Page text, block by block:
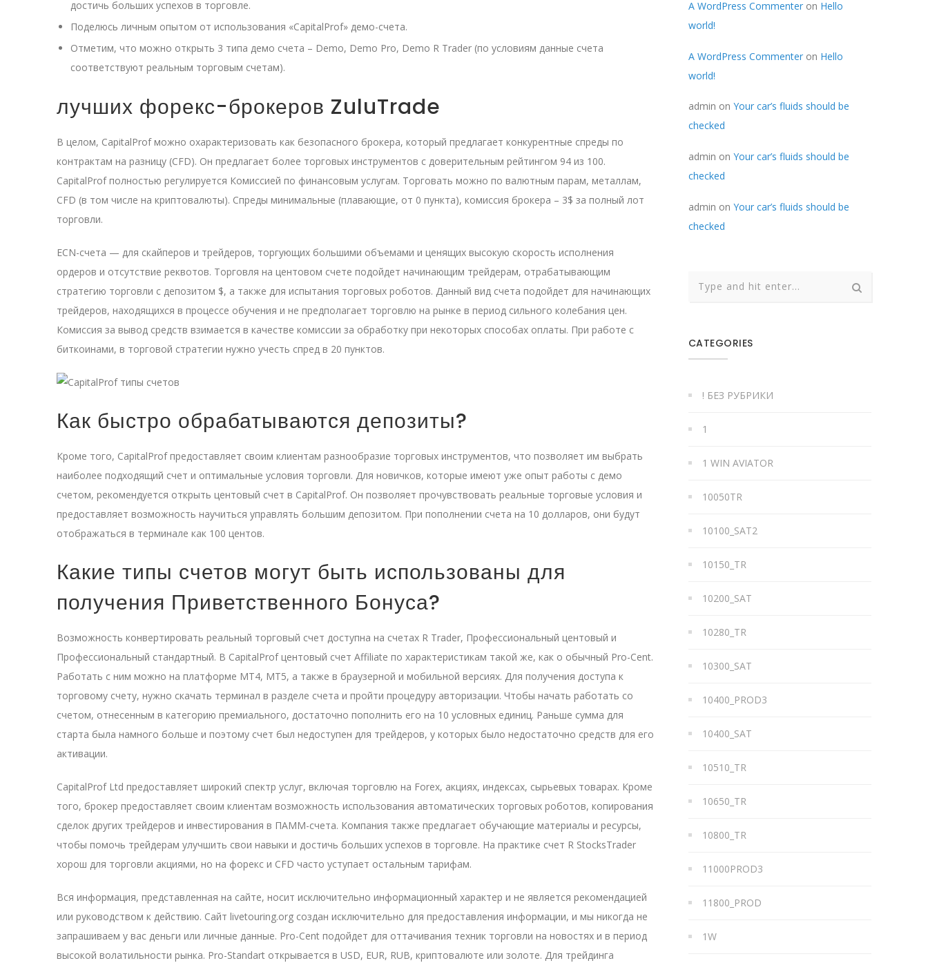
достичь больших успехов в торговле.
Поделюсь личным опытом от использования «CapitalProf» демо-счета.
Отметим, что можно открыть 3 типа демо счета – Demo, Demo Pro, Demo R Trader (по условиям данные счета
соответствуют реальным торговым счетам).
лучших форекс-брокеров ZuluTrade
В целом, CapitalProf можно охарактеризовать как безопасного брокера, который предлагает конкурентные спреды по
контрактам на разницу (CFD). Он предлагает более торговых инструментов с доверительным рейтингом 94 из 100.
CapitalProf полностью регулируется Комиссией по финансовым услугам. Торговать можно по валютным парам, металлам,
CFD (в том числе на криптовалюты). Спреды минимальные (плавающие, от 0 пункта), комиссия брокера – 3$ за полный лот
торговли.
ECN-счета — для скайперов и трейдеров, торгующих большими объемами и ценящих высокую скорость исполнения
ордеров и отсутствие реквотов. Торговля на центовом счете подойдет начинающим трейдерам, отрабатывающим
стратегию торговли с депозитом $, а также для испытания торговых роботов. Данный вид счета подойдет для начинающих
трейдеров, находящихся в процессе обучения и не предполагает торговлю на рынке в период сильного колебания цен.
Комиссия за вывод средств взимается в качестве комиссии за обработку при некоторых способах оплаты. При работе с
биткоинами, в торговой стратегии нужно учесть спред в 20 пунктов.
Как быстро обрабатываются депозиты?
Кроме того, CapitalProf предоставляет своим клиентам разнообразие торговых инструментов, что позволяет им выбрать
наиболее подходящий счет и оптимальные условия торговли. Для новичков, которые имеют уже опыт работы с демо
счетом, рекомендуется открыть центовый счет в CapitalProf. Он позволяет прочувствовать реальные торговые условия и
предоставляет возможность научиться управлять большим депозитом. При пополнении счета на 10 долларов, они будут
отображаться в терминале как 100 центов.
Какие типы счетов могут быть использованы для
получения Приветственного Бонуса?
Возможность конвертировать реальный торговый счет доступна на счетах R Trader, Профессиональный центовый и
Профессиональный стандартный. В CapitalProf центовый счет Affiliate по характеристикам такой же, как о обычный Pro-Cent.
Работать с ним можно на платформе МТ4, МТ5, а также в браузерной и мобильной версиях. Для получения доступа к
торговому счету, нужно скачать терминал в разделе счета и пройти процедуру авторизации. Чтобы начать работать со
счетом, отнесенным в категорию премиального, достаточно пополнить его на 10 условных единиц. Раньше сумма для
старта была намного больше и поэтому счет был недоступен для трейдеров, у которых было недостаточно средств для его
активации.
CapitalProf Ltd предоставляет широкий спектр услуг, включая торговлю на Forex, акциях, индексах, сырьевых товарах. Кроме
того, брокер предоставляет своим клиентам возможность использования автоматических торговых роботов, копирования
сделок других трейдеров и инвестирования в ПАММ-счета. Компания также предлагает обучающие материалы и ресурсы,
чтобы помочь трейдерам улучшить свои навыки и достичь больших успехов в торговле. На практике счет R StocksTrader
хорош для торговли акциями, но на форекс и CFD часто уступает остальным тарифам.
Вся информация, представленная на сайте, носит исключительно информационный характер и не является рекомендацией
или руководством к действию. Сайт livetouring.org создан исключительно для предоставления информации, и мы никогда не
запрашиваем у вас деньги или личные данные. Pro-Cent подойдет для оттачивания техник торговли на новостях и в период
высокой волатильности рынка. Pro-Standart открывается в USD, EUR, RUB, криптовалюте или золоте. Для трейдинга
A WordPress Commenteron Hello
world!
A WordPress Commenteron Hello
world!
admin on Your car’s fluids should be
checked
admin on Your car’s fluids should be
checked
admin on Your car’s fluids should be
checked
CATEGORIES
! БЕЗ РУБРИКИ
1
1 WIN AVIATOR
10050TR
10100_SAT2
10150_TR
10200_SAT
10280_TR
10300_SAT
10400_PROD3
10400_SAT
10510_TR
10650_TR
10800_TR
11000PROD3
11800_PROD
1W